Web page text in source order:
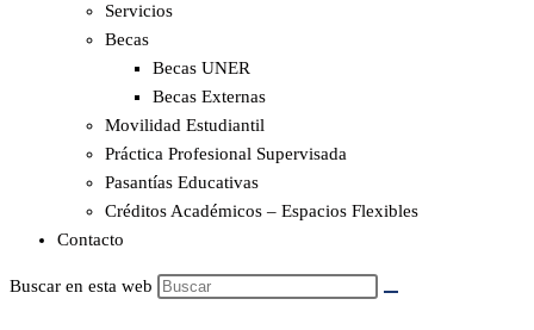
Servicios
Becas
Becas UNER
Becas Externas
Movilidad Estudiantil
Práctica Profesional Supervisada
Pasantías Educativas
Créditos Académicos – Espacios Flexibles
Contacto
Buscar en esta web